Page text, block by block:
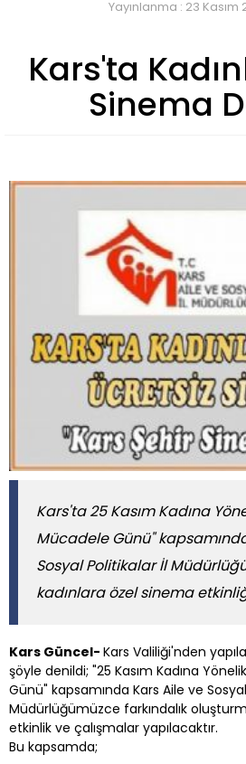
Yayınlanma : 23 Kasım
Kars'ta
Sinema
Kars'ta 25 Kasım Kadına
Mücadele Günü"
Sosyal Politikalar İl
kadınlara özel sinema
Kars Güncel- Kars Valiliği'nden
şöyle denildi; "25 Kasım Kadına
Günü" kapsamında Kars Aile ve
Müdürlüğümüzce farkındalık
etkinlik ve çalışmalar yapılacaktır.
Bu kapsamda;